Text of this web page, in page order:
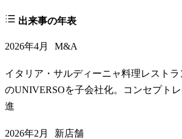
出来事の年表
2026年4月 M&A
イタリア・サルディーニャ料理レストラ
のUNIVERSOを子会社化。コンセプト
進
2026年2月 新店舗